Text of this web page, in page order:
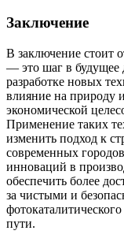
Заключение
В заключение стоит
— это шаг в будущее
разработке новых
влияние на природу
экономической
Применение таких
изменить подход к
современных
инноваций в
обеспечить более
за чистыми и
пути.